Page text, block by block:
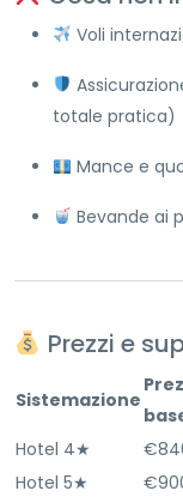
Voli
totale pratica)
Mance e
Bevande ai
Prezzi e
Sistemazione
Hotel 4★
Hotel 5★